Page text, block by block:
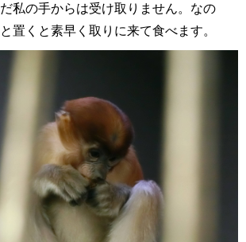
私の手からは受け取りません。なの
置くと素早く取りに来て食べます。